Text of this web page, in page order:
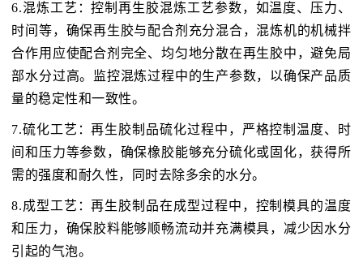
6.混炼工艺：控制再生胶混炼工艺参数，如温度、压力、
时间等，确保再生胶与配合剂充分混合，混炼机的机械拌
合作用应使配合剂完全、均匀地分散在再生胶中，避免局
部水分过高。监控混炼过程中的生产参数，以确保产品质
量的稳定性和一致性。
7.硫化工艺：再生胶制品硫化过程中，严格控制温度、时
间和压力等参数，确保橡胶能够充分硫化或固化，获得所
需的强度和耐久性，同时去除多余的水分。
8.成型工艺：再生胶制品在成型过程中，控制模具的温度
和压力，确保胶料能够顺畅流动并充满模具，减少因水分
引起的气泡。